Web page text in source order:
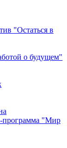
"Остаться в
о будущем"
программа "Мир